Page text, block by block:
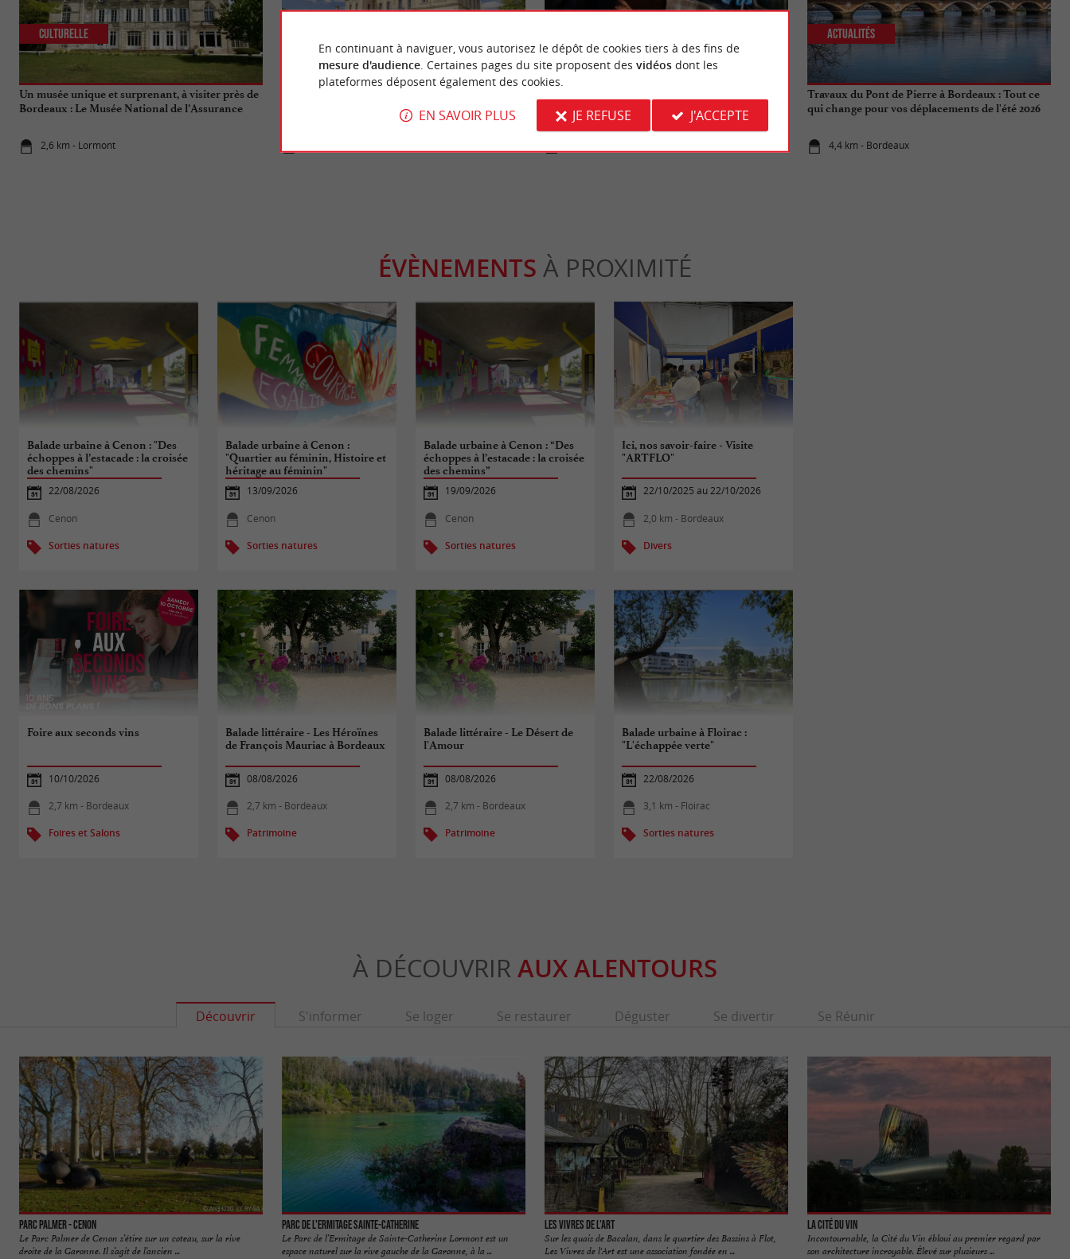
Un musée unique et surprenant, à visiter près de
Bordeaux : Le Musée National de l’Assurance
2,6 km - Lormont
Culturelle
prestige aux portes de Bordeaux
adresses "cuisine du monde"
Travaux du Pont de Pierre à Bordeaux : Tout ce
qui change pour vos déplacements de l'été 2026
4,4 km - Bordeaux
Actualités
ÉVÈNEMENTS À PROXIMITÉ
Balade urbaine à Cenon : "Des
échoppes à l’estacade : la croisée
des chemins"
22/08/2026
Cenon
Sorties natures
Balade urbaine à Cenon :
"Quartier au féminin, Histoire et
héritage au féminin"
13/09/2026
Cenon
Sorties natures
Balade urbaine à Cenon : “Des
échoppes à l’estacade : la croisée
des chemins”
19/09/2026
Cenon
Sorties natures
Ici, nos savoir-faire - Visite
"ARTFLO"
22/10/2025 au 22/10/2026
2,0 km - Bordeaux
Divers
Foire aux seconds vins
10/10/2026
2,7 km - Bordeaux
Foires et Salons
Balade littéraire - Les Héroïnes
de François Mauriac à Bordeaux
08/08/2026
2,7 km - Bordeaux
Patrimoine
Balade littéraire - Le Désert de
l'Amour
08/08/2026
2,7 km - Bordeaux
Patrimoine
Balade urbaine à Floirac :
"L'échappée verte"
22/08/2026
3,1 km - Floirac
Sorties natures
À DÉCOUVRIR AUX ALENTOURS
Découvrir S'informer Se loger Se restaurer Déguster Se divertir Se Réunir
Parc Palmer - Cenon
Le Parc Palmer de Cenon s’étire sur un coteau, sur la rive
droite de la Garonne. Il s’agit de l’ancien ...
Parc de l'Ermitage Sainte-Catherine
Le Parc de l’Ermitage de Sainte-Catherine Lormont est un
espace naturel sur la rive gauche de la Garonne, à la ...
Les Vivres de l'Art
Sur les quais de Bacalan, dans le quartier des Bassins à Flot,
Les Vivres de l'Art est une association fondée en ...
La Cité du Vin
Incontournable, la Cité du Vin ébloui au premier regard par
son architecture incroyable. Élevé sur plusieurs ...
En continuant à naviguer, vous autorisez le dépôt de cookies tiers à des fins de
mesure d'audience. Certaines pages du site proposent des vidéosdont les
plateformes déposent également des cookies.
EN SAVOIR PLUS JE REFUSE J'ACCEPTE